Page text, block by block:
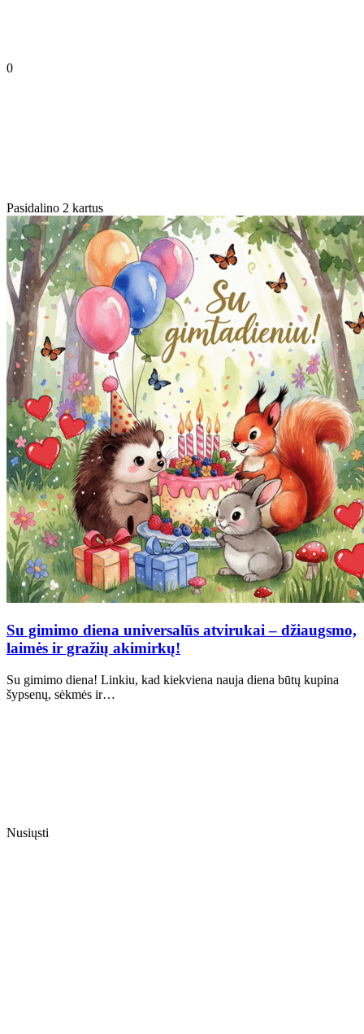
0
Pasidalino 2 kartus
Su gimimo diena universalūs atvirukai – džiaugsmo,
laimės ir gražių akimirkų!
Su gimimo diena! Linkiu, kad kiekviena nauja diena būtų kupina
šypsenų, sėkmės ir…
Nusiųsti